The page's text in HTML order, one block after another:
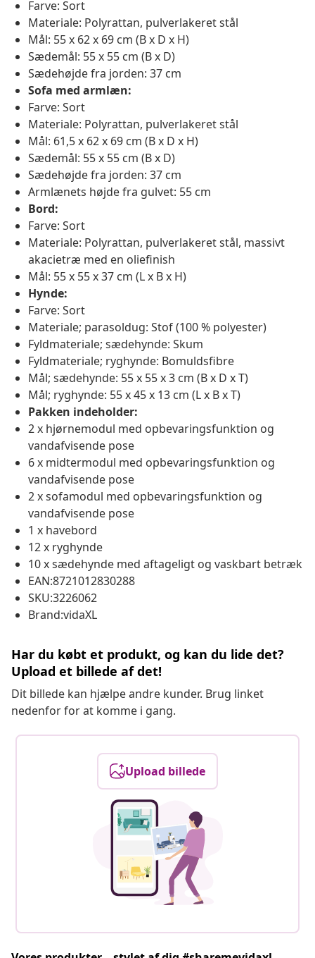
Farve: Sort
Materiale: Polyrattan, pulverlakeret stål
Mål: 55 x 62 x 69 cm (B x D x H)
Sædemål: 55 x 55 cm (B x D)
Sædehøjde fra jorden: 37 cm
Sofa med armlæn:
Farve: Sort
Materiale: Polyrattan, pulverlakeret stål
Mål: 61,5 x 62 x 69 cm (B x D x H)
Sædemål: 55 x 55 cm (B x D)
Sædehøjde fra jorden: 37 cm
Armlænets højde fra gulvet: 55 cm
Bord:
Farve: Sort
Materiale: Polyrattan, pulverlakeret stål, massivt
akacietræ med en oliefinish
Mål: 55 x 55 x 37 cm (L x B x H)
Hynde:
Farve: Sort
Materiale; parasoldug: Stof (100 % polyester)
Fyldmateriale; sædehynde: Skum
Fyldmateriale; ryghynde: Bomuldsfibre
Mål; sædehynde: 55 x 55 x 3 cm (B x D x T)
Mål; ryghynde: 55 x 45 x 13 cm (L x B x T)
Pakken indeholder:
2 x hjørnemodul med opbevaringsfunktion og
vandafvisende pose
6 x midtermodul med opbevaringsfunktion og
vandafvisende pose
2 x sofamodul med opbevaringsfunktion og
vandafvisende pose
1 x havebord
12 x ryghynde
10 x sædehynde med aftageligt og vaskbart betræk
EAN:8721012830288
SKU:3226062
Brand:vidaXL
Har du købt et produkt, og kan du lide det?
Upload et billede af det!
Dit billede kan hjælpe andre kunder. Brug linket
nedenfor for at komme i gang.
Upload billede